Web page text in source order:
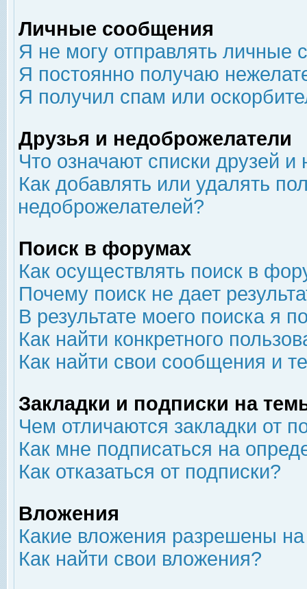
Личные сообщения
Я не могу отправлять личные
Я постоянно получаю
Я получил спам или
Друзья и недоброжелатели
Что означают списки друзей
Как добавлять или удалять
недоброжелателей?
Поиск в форумах
Как осуществлять поиск в
Почему поиск не дает
В результате моего поиска я
Как найти конкретного
Как найти свои сообщения и
Закладки и подписки на
Чем отличаются закладки от
Как мне подписаться на
Как отказаться от подписки?
Вложения
Какие вложения разрешены
Как найти свои вложения?